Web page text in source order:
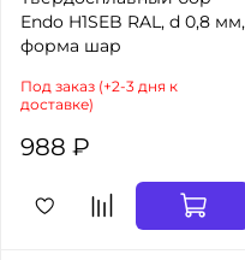
Endo H1SEB RAL, d 0,8 мм,
форма шар
Под заказ (+2-3 дня к
доставке)
988 ₽